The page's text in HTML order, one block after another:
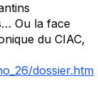
Ou la face
du CIAC,
dossier.htm